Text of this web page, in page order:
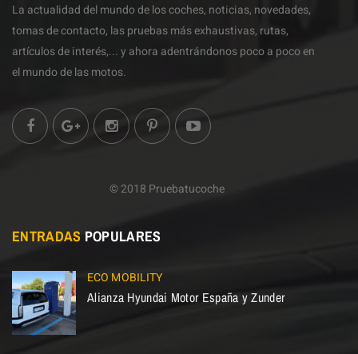
La actualidad del mundo de los coches, noticias, novedades,
tomas de contacto, las pruebas más exhaustivas, rutas,
artículos de interés,... y ahora adentrándonos poco a poco en
el mundo de las motos.
© 2018 Pruebatucoche
ENTRADAS POPULARES
ECO MOBILITY
Alianza Hyundai Motor España y Zunder